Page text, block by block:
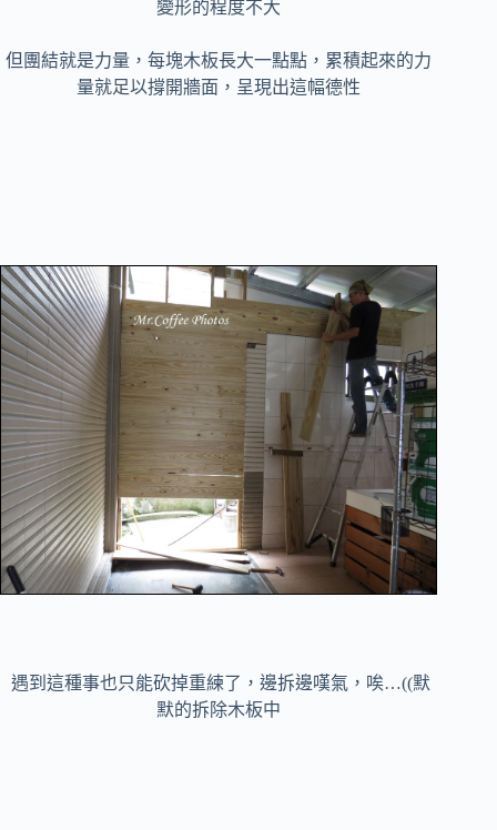
變形的程度不大
但團結就是力量，每塊木板長大一點點，累積起來的力
量就足以撐開牆面，呈現出這幅德性
遇到這種事也只能砍掉重練了，邊拆邊嘆氣，唉…((默
默的拆除木板中